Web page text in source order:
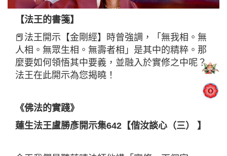
【法王的書箋】
📕法王開示【金剛經】時曾強調，「無我相。無
人相。無眾生相。無壽者相」是其中的精粹。那
麼要如何領悟其中要義，並融入於實修之中呢？
法王在此開示為您揭曉！
《佛法的實踐》
蓮生法王盧勝彥開示集642【偕汝談心（三） 】